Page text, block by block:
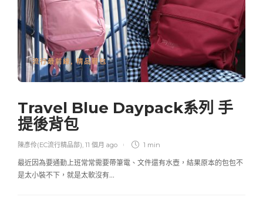
流行最前線 ,精品鞋包
Travel Blue Daypack系列 手
提後背包
陳彥伶(EC流行精品部), 11 個月 ago 1 min
最近因為要通勤上班常常需要帶筆電、文件還有水壺，結果原本的包包不
是太小裝不下，就是太軟沒有…